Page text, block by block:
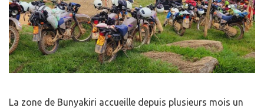
La zone de Bunyakiri accueille depuis plusieurs mois un